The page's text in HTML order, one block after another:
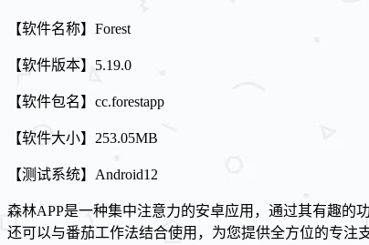
【软件名称】Forest
【软件版本】5.19.0
【软件包名】cc.forestapp
【软件大小】253.05MB
【测试系统】Android12
森林APP是一种集中注意力的安卓应用，通过其有趣的
还可以与番茄工作法结合使用，为您提供全方位的专注